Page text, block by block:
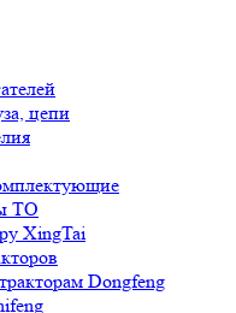
цепи
ТО
XingTai
Dongfeng